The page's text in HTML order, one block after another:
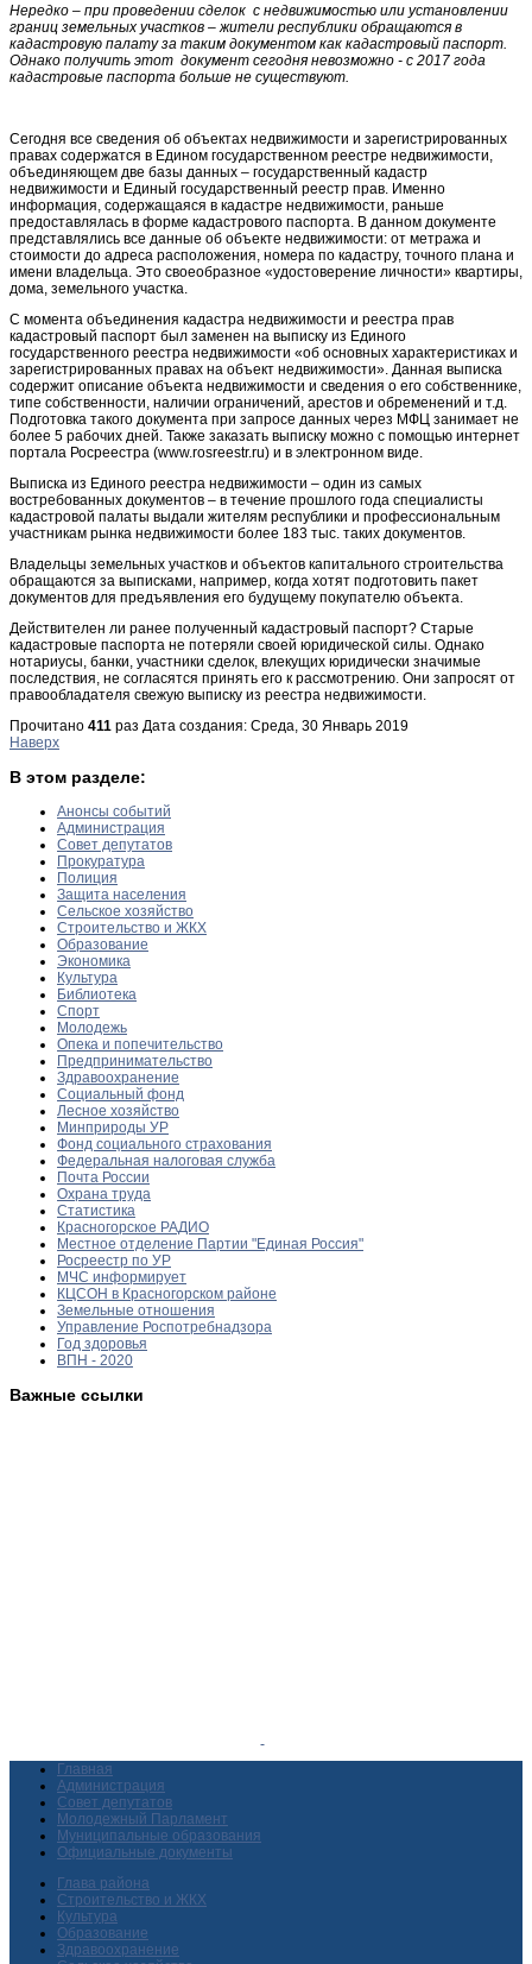
Нередко – при проведении сделок с недвижимостью или установлении
границ земельных участков – жители республики обращаются в
кадастровую палату за таким документом как кадастровый паспорт.
Однако получить этот документ сегодня невозможно - с 2017 года
кадастровые паспорта больше не существуют.
Сегодня все сведения об объектах недвижимости и зарегистрированных
правах содержатся в Едином государственном реестре недвижимости,
объединяющем две базы данных – государственный кадастр
недвижимости и Единый государственный реестр прав. Именно
информация, содержащаяся в кадастре недвижимости, раньше
предоставлялась в форме кадастрового паспорта. В данном документе
представлялись все данные об объекте недвижимости: от метража и
стоимости до адреса расположения, номера по кадастру, точного плана и
имени владельца. Это своеобразное «удостоверение личности» квартиры,
дома, земельного участка.
С момента объединения кадастра недвижимости и реестра прав
кадастровый паспорт был заменен на выписку из Единого
государственного реестра недвижимости «об основных характеристиках и
зарегистрированных правах на объект недвижимости». Данная выписка
содержит описание объекта недвижимости и сведения о его собственнике,
типе собственности, наличии ограничений, арестов и обременений и т.д.
Подготовка такого документа при запросе данных через МФЦ занимает не
более 5 рабочих дней. Также заказать выписку можно с помощью интернет
портала Росреестра (www.rosreestr.ru) и в электронном виде.
Выписка из Единого реестра недвижимости – один из самых
востребованных документов – в течение прошлого года специалисты
кадастровой палаты выдали жителям республики и профессиональным
участникам рынка недвижимости более 183 тыс. таких документов.
Владельцы земельных участков и объектов капитального строительства
обращаются за выписками, например, когда хотят подготовить пакет
документов для предъявления его будущему покупателю объекта.
Действителен ли ранее полученный кадастровый паспорт? Старые
кадастровые паспорта не потеряли своей юридической силы. Однако
нотариусы, банки, участники сделок, влекущих юридически значимые
последствия, не согласятся принять его к рассмотрению. Они запросят от
правообладателя свежую выписку из реестра недвижимости.
Прочитано 411 раз Дата создания: Среда, 30 Январь 2019
Наверх
В этом разделе:
Анонсы событий
Администрация
Совет депутатов
Прокуратура
Полиция
Защита населения
Сельское хозяйство
Строительство и ЖКХ
Образование
Экономика
Культура
Библиотека
Спорт
Молодежь
Опека и попечительство
Предпринимательство
Здравоохранение
Социальный фонд
Лесное хозяйство
Минприроды УР
Фонд социального страхования
Федеральная налоговая служба
Почта России
Охрана труда
Статистика
Красногорское РАДИО
Местное отделение Партии "Единая Россия"
Росреестр по УР
МЧС информирует
КЦСОН в Красногорском районе
Земельные отношения
Управление Роспотребнадзора
Год здоровья
ВПН - 2020
Важные ссылки
Главная
Администрация
Совет депутатов
Молодежный Парламент
Муниципальные образования
Официальные документы
Глава района
Строительство и ЖКХ
Культура
Образование
Здравоохранение